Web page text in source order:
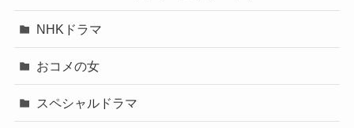
NHKドラマ
おコメの女
スペシャルドラマ